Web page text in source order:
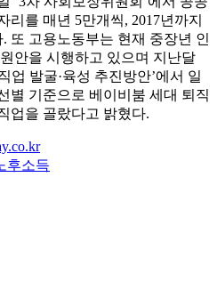
를 매년 5만개씩, 2017년까지
또 고용노동부는 현재 중장년 인
안을 시행하고 있으며 지난달
업 발굴·육성 추진방안’에서 일
별 기준으로 베이비붐 세대 퇴직
업을 골랐다고 밝혔다.
후소득